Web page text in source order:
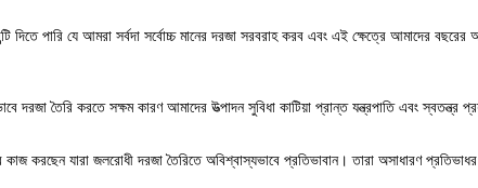
দিতে পারি যে আমরা সর্বদা সর্বোচ্চ মানের দরজা সরবরাহ করব এবং এই ক্ষেত্রে আমাদের
তৈরি করতে সক্ষম কারণ আমাদের উত্পাদন সুবিধা কাটিয়া প্রান্ত যন্ত্রপাতি এবং স্বতন্ত্র
করছেন যারা জলরোধী দরজা তৈরিতে অবিশ্বাস্যভাবে প্রতিভাবান। তারা অসাধারণ